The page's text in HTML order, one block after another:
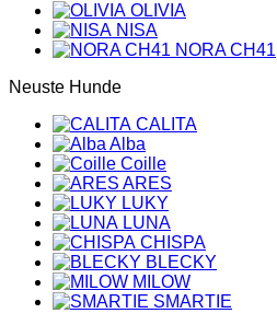
OLIVIA
NISA
NORA CH41
Neuste Hunde
CALITA
Alba
Coille
ARES
LUKY
LUNA
CHISPA
BLECKY
MILOW
SMARTIE